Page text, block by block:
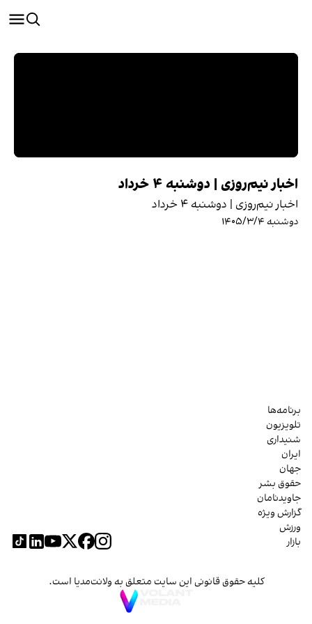
اخبار نیم‌روزی | دوشنبه ۴ خرداد
اخبار نیم‌روزی | دوشنبه ۴ خرداد
دوشنبه ۱۴۰۵/۳/۴
برنامه‌ها
تلویزیون
شنیداری
ایران
جهان
حقوق بشر
جاویدنامان
گزارش ویژه
ورزش
بازار
کلیه حقوق قانونی این سایت متعلق به ولانت‌مدیا است.